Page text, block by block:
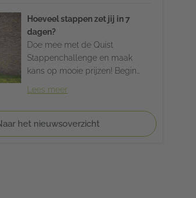
Hoeveel stappen zet jij in 7
dagen?
Doe mee met de Quist
Stappenchallenge en maak
kans op mooie prijzen! Begin
wandeluitdaging. Kom naar de
winkel, vind jouw perfecte
wandelschoen en zet die eerste
stap.
Lees meer
het nieuwsoverzicht